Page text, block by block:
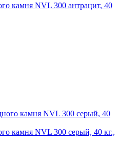
камня NVL 300 антрацит, 40
камня NVL 300 серый, 40 кг.,